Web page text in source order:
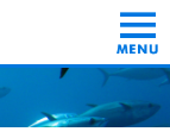
t
o
g
g
e